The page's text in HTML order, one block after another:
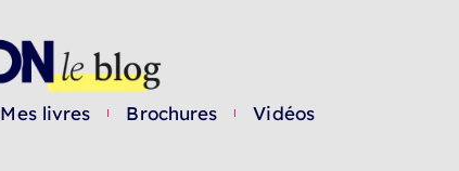
Mes livres Brochures Vidéos